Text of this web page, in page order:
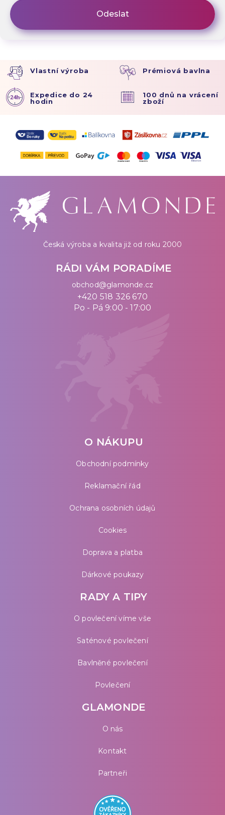
Vlastní výroba Prémiová bavlna
Expedice do 24
hodin
100 dnů na vrácení
zboží
Česká výroba a kvalita již od roku 2000
RÁDI VÁM PORADÍME
obchod@glamonde.cz
+420 518 326 670
Po - Pá 9:00 - 17:00
O NÁKUPU
Obchodní podmínky
Reklamační řád
Ochrana osobních údajů
Cookies
Doprava a platba
Dárkové poukazy
RADY A TIPY
O povlečení víme vše
Saténové povlečení
Bavlněné povlečení
Povlečení
GLAMONDE
O nás
Kontakt
Partneři